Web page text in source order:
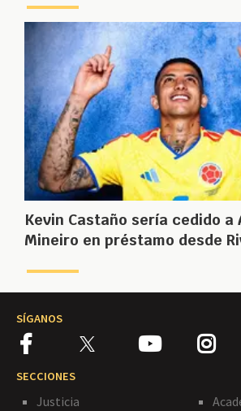
Kevin Castaño sería cedido
Mineiro en préstamo desde
SÍGANOS
SECCIONES
Justicia